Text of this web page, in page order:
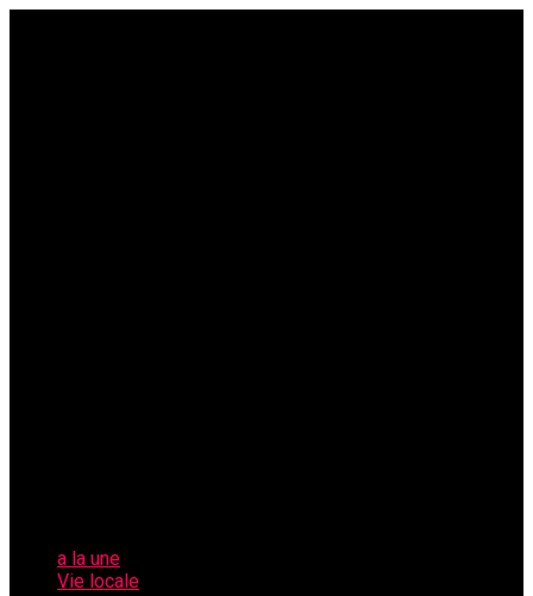
a la une
Vie locale